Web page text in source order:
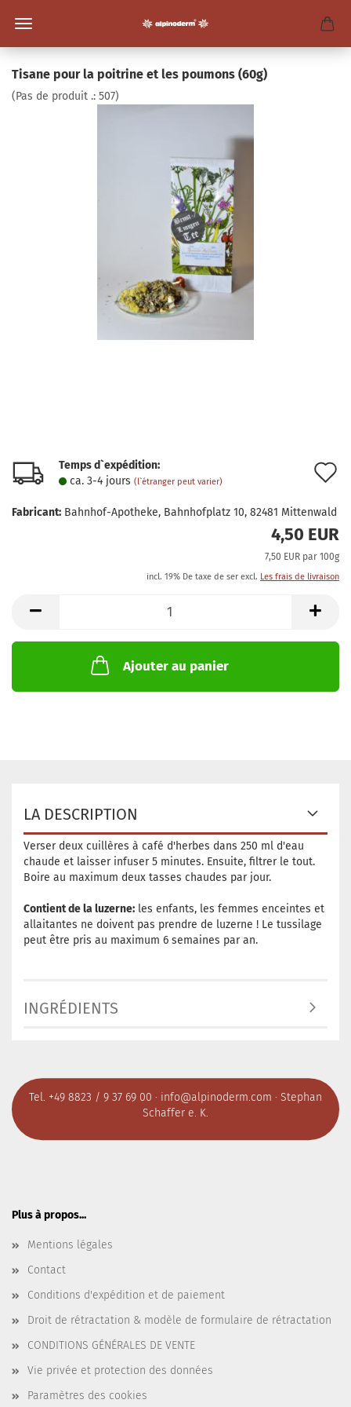
Tisane pour la poitrine et les poumons (60g)
(Pas de produit .: 507)
Temps d`expédition:
ca. 3-4 jours (l`étranger peut varier)
Fabricant: Bahnhof-Apotheke, Bahnhofplatz 10, 82481 Mittenwald
4,50 EUR
7,50 EUR par 100g
incl. 19% De taxe de ser excl. Les frais de livraison
Ajouter au panier
LA DESCRIPTION
Verser deux cuillères à café d'herbes dans 250 ml d'eau
chaude et laisser infuser 5 minutes. Ensuite, filtrer le tout.
Boire au maximum deux tasses chaudes par jour.
Contient de la luzerne: les enfants, les femmes enceintes et
allaitantes ne doivent pas prendre de luzerne ! Le tussilage
peut être pris au maximum 6 semaines par an.
INGRÉDIENTS
Tel. +49 8823 / 9 37 69 00 · info@alpinoderm.com · Stephan
Schaffer e. K.
Plus à propos...
Mentions légales
Contact
Conditions d'expédition et de paiement
Droit de rétractation & modèle de formulaire de rétractation
CONDITIONS GÉNÉRALES DE VENTE
Vie privée et protection des données
Paramètres des cookies